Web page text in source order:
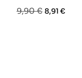
Prezzo
9,90 € Prezzo
8,91 €